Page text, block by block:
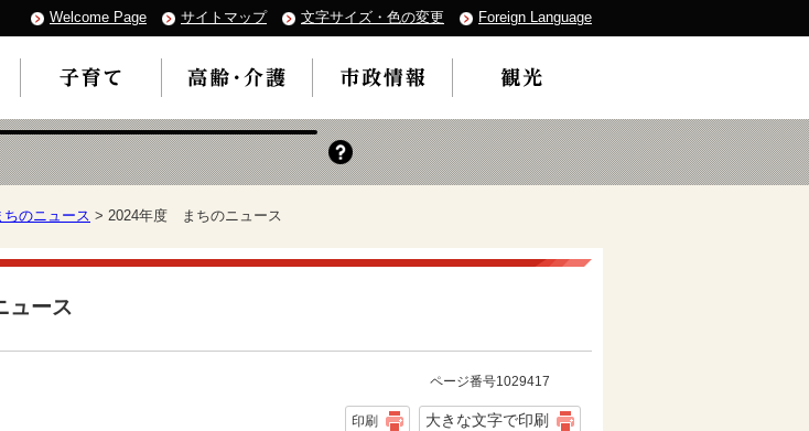
Welcome Page サイトマップ 文字サイズ・色の変更 Foreign Language
ちのニュース > 2024年度 まちのニュース
ース
ページ番号1029417
印刷 大きな文字で印刷